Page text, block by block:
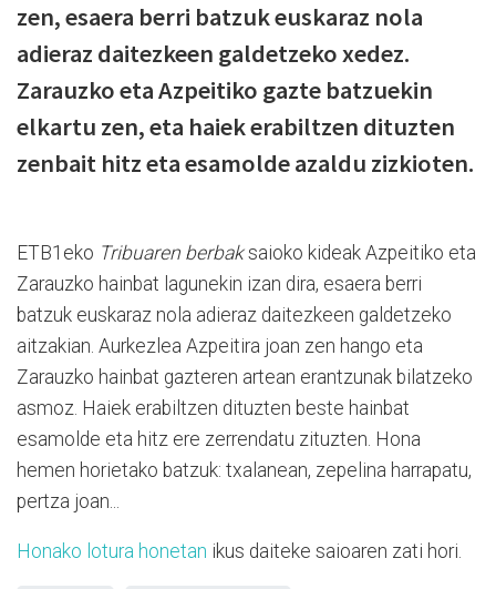
zen, esaera berri batzuk euskaraz nola
adieraz daitezkeen galdetzeko xedez.
Zarauzko eta Azpeitiko gazte batzuekin
elkartu zen, eta haiek erabiltzen dituzten
zenbait hitz eta esamolde azaldu zizkioten.
ETB1eko Tribuaren berbaksaioko kideak Azpeitiko eta
Zarauzko hainbat lagunekin izan dira, esaera berri
batzuk euskaraz nola adieraz daitezkeen galdetzeko
aitzakian. Aurkezlea Azpeitira joan zen hango eta
Zarauzko hainbat gazteren artean erantzunak bilatzeko
asmoz. Haiek erabiltzen dituzten beste hainbat
esamolde eta hitz ere zerrendatu zituzten. Hona
hemen horietako batzuk: txalanean, zepelina harrapatu,
pertza joan...
Honako lotura honetan ikus daiteke saioaren zati hori.